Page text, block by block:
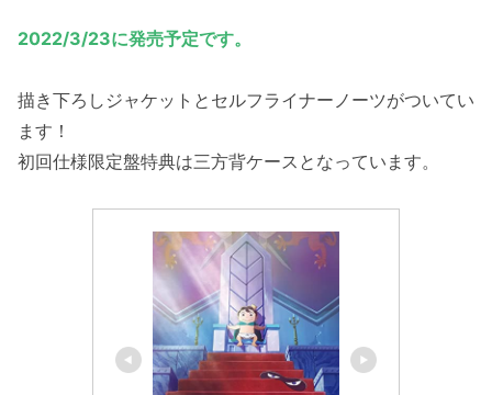
2022/3/23に発売予定です。
描き下ろしジャケットとセルフライナーノーツがついてい
ます！
初回仕様限定盤特典は三方背ケースとなっています。